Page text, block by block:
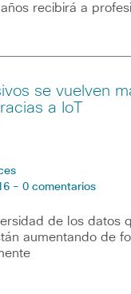
recibirá a
se vuelven
a IoT
- 0 comentarios
de los datos
aumentando de